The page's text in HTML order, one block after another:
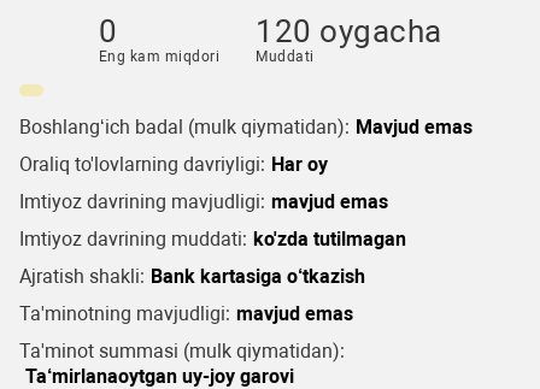
0
Eng kam miqdori
120 oygacha
Muddati
Boshlang‘ich badal (mulk qiymatidan): Mavjud emas
Oraliq to'lovlarning davriyligi: Har oy
Imtiyoz davrining mavjudligi: mavjud emas
Imtiyoz davrining muddati: ko'zda tutilmagan
Ajratish shakli: Bank kartasiga o‘tkazish
Ta'minotning mavjudligi: mavjud emas
Ta'minot summasi (mulk qiymatidan):
Ta‘mirlanaoytgan uy-joy garovi